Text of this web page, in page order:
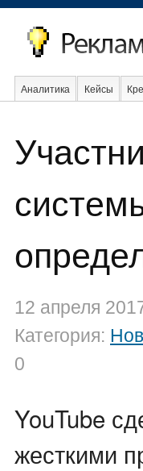
Аналитика Кейсы
12 апреля
Категория:
0
YouTube
жесткими